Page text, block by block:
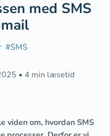
med SMS
#SMS
• 4 min læsetid
viden om, hvordan SMS